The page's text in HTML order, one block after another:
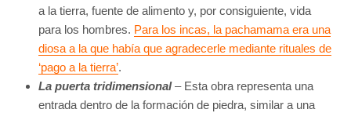
a la tierra, fuente de alimento y, por consiguiente, vida
para los hombres. Para los incas, la pachamama era una
diosa a la que había que agradecerle mediante rituales de
‘pago a la tierra’.
La puerta tridimensional– Esta obra representa una
entrada dentro de la formación de piedra, similar a una